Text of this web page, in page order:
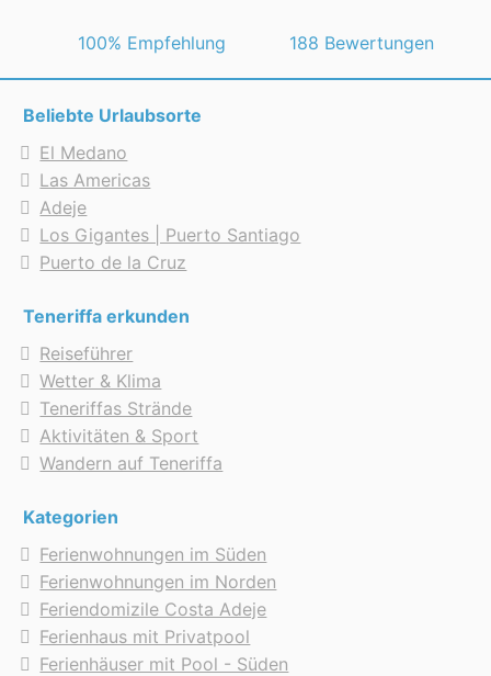
100% Empfehlung 188 Bewertungen
Beliebte Urlaubsorte
El Medano
Las Americas
Adeje
Los Gigantes | Puerto Santiago
Puerto de la Cruz
Teneriffa erkunden
Reiseführer
Wetter & Klima
Teneriffas Strände
Aktivitäten & Sport
Wandern auf Teneriffa
Kategorien
Ferienwohnungen im Süden
Ferienwohnungen im Norden
Feriendomizile Costa Adeje
Ferienhaus mit Privatpool
Ferienhäuser mit Pool - Süden